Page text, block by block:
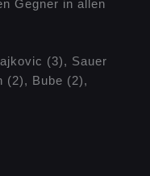
Gegner in allen
(3), Sauer
(2), Bube (2),